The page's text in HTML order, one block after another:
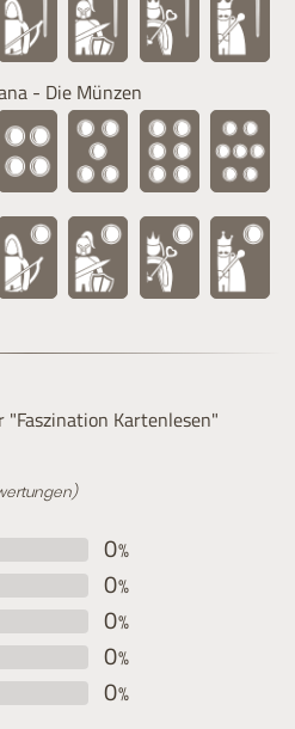
- Die Münzen
Kartenlesen"
0%
0%
0%
0%
0%